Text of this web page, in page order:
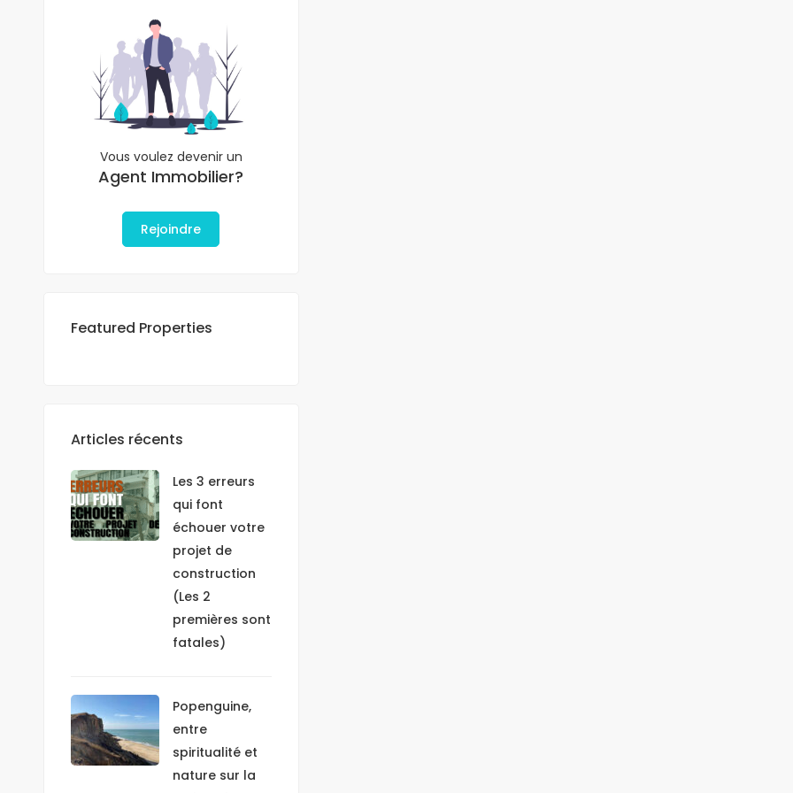
Vous voulez devenir un
Agent Immobilier?
Rejoindre
Featured Properties
Articles récents
Les 3 erreurs
qui font
échouer votre
projet de
construction
(Les 2
premières sont
fatales)
Popenguine,
entre
spiritualité et
nature sur la